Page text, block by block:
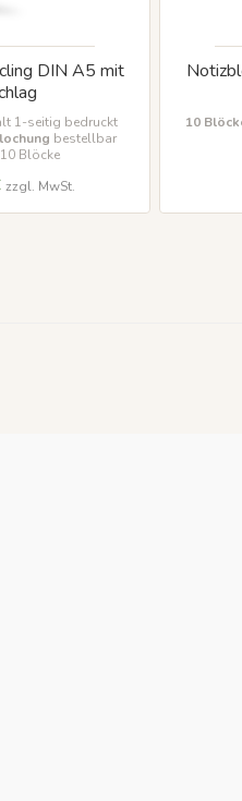
DIN A5 mit
1-seitig bedruckt
bestellbar
Blöcke
zzgl. MwSt.
10